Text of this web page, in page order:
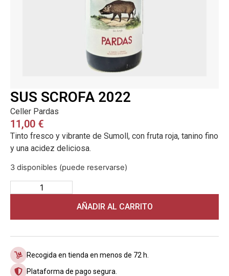
SUS SCROFA 2022
Celler Pardas
11,00 €
Tinto fresco y vibrante de Sumoll, con fruta roja, tanino fino
y una acidez deliciosa.
3 disponibles (puede reservarse)
AÑADIR AL CARRITO
Recogida en tienda en menos de 72 h.
Plataforma de pago segura.